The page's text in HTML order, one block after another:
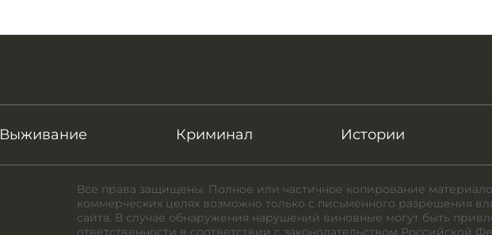
Выживание Криминал Истории
Все права защищены. Полное или частичное копирование
коммерческих целях возможно только с письменного разрешения
сайта. В случае обнаружения нарушений виновные могут быть
ответственности в соответствии с законодательством Российской